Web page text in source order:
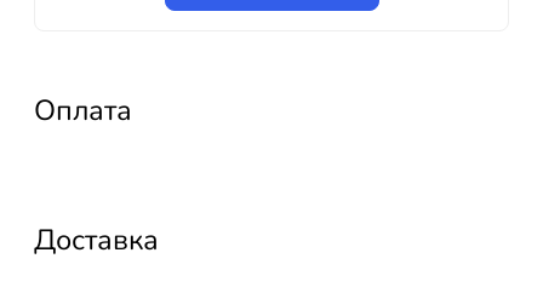
Оплата
Доставка